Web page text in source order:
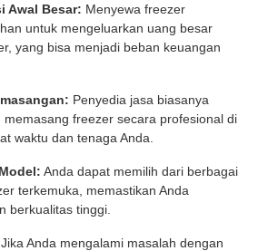
Awal Besar: Menyewa freezer
untuk mengeluarkan uang besar
yang bisa menjadi beban keuangan
Penyedia jasa biasanya
freezer secara profesional di
waktu dan tenaga Anda.
Anda dapat memilih dari berbagai
terkemuka, memastikan Anda
berkualitas tinggi.
Jika Anda mengalami masalah dengan